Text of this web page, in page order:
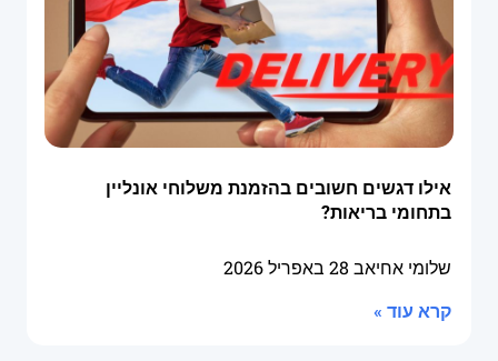
אילו דגשים חשובים בהזמנת משלוחי אונליין
בתחומי בריאות?
שלומי אחיאב 28 באפריל 2026
קרא עוד »